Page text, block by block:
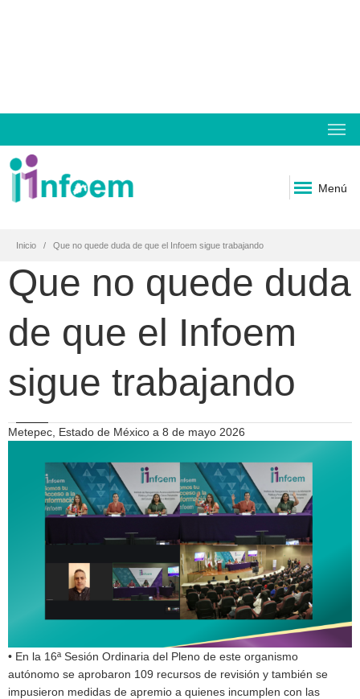
Menú
Inicio Que no quede duda de que el Infoem sigue trabajando
Que no quede duda
de que el Infoem
sigue trabajando
Metepec, Estado de México a 8 de mayo 2026
• En la 16ª Sesión Ordinaria del Pleno de este organismo
autónomo se aprobaron 109 recursos de revisión y también se
impusieron medidas de apremio a quienes incumplen con las